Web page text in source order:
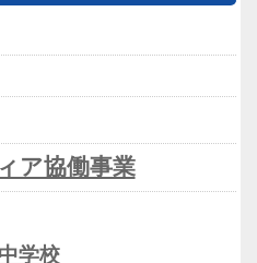
ア協働事業
学校